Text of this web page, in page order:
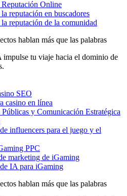
Online
reputación en buscadores
reputación de la comunidad
hablan más que las palabras
tu viaje hacia el dominio de
SEO
casino en línea
Públicas y Comunicación Estratégica
influencers para el juego y el
PPC
marketing de iGaming
IA para iGaming
hablan más que las palabras